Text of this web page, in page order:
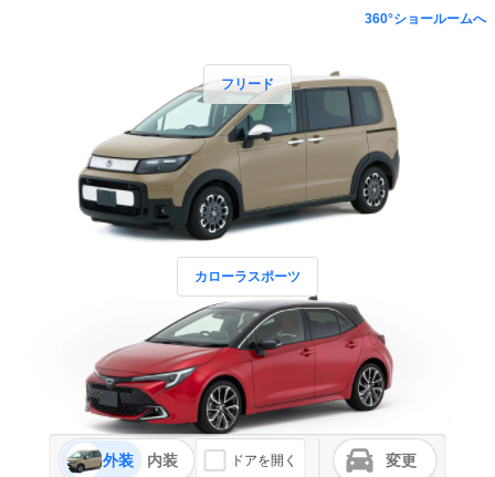
360°ショールームへ
フリード
カローラスポーツ
外装 内装 ドアを開く 変更